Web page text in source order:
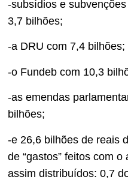
-subsídios e
3,7 bilhões;
-a DRU com 7,4 bilhões;
-o Fundeb com 10,3
-as emendas
bilhões;
-e 26,6 bilhões de reais
de “gastos” feitos com o
assim distribuídos: 0,7